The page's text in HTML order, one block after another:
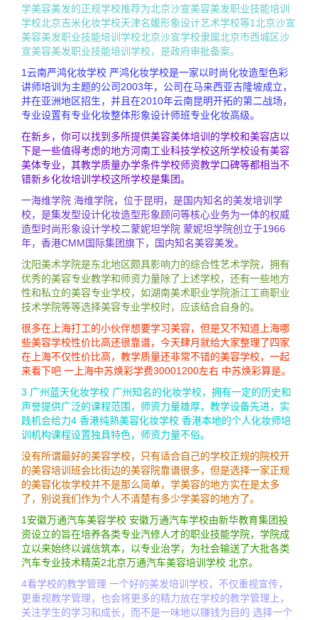
学美容美发的正规学校推荐为北京沙宣美容美发职业技能培训
学校北京吉米化妆学校天津名媛形象设计艺术学校等1北京沙宣
美容美发职业技能培训学校北京沙宣学校隶属北京市西城区沙
宣美容美发职业技能培训学校，是政府审批备案。
1云南严鸿化妆学校 严鸿化妆学校是一家以时尚化妆造型色彩
讲师培训为主题的公司2003年，公司在马来西亚吉隆坡成立，
并在亚洲地区招生，并且在2010年云南昆明开拓的第二战场，
专业设置有专业化妆整体形象设计师班专业化妆高级。
在新乡，你可以找到多所提供美容美体培训的学校和美容店以
下是一些值得考虑的地方河南工业科技学校这所学校设有美容
美体专业，其教学质量办学条件学校师资教学口碑等都相当不
错新乡化妆培训学校这所学校是集团。
一海维学院 海维学院，位于昆明，是国内知名的美发培训学
校，是集发型设计化妆造型形象顾问等核心业务为一体的权威
造型时尚形象设计学校二蒙妮坦学院 蒙妮坦学院创立于1966
年，香港CMM国际集团旗下，国内知名美容美发。
沈阳美术学院是东北地区颇具影响力的综合性艺术学院，拥有
优秀的美容专业教学和师资力量除了上述学校，还有一些地方
性和私立的美容专业学校，如湖南美术职业学院浙江工商职业
技术学院等等选择美容专业学校时，应该结合自身的。
很多在上海打工的小伙伴想要学习美容，但是又不知道上海哪
些美容学校性价比高还很靠谱，今天肆月就给大家整理了四家
在上海不仅性价比高，教学质量还非常不错的美容学校，一起
来看下吧 一上海中苏焕彩学费30001200左右 中苏焕彩算是。
3 广州蓝天化妆学校 广州知名的化妆学校，拥有一定的历史和
声誉提供广泛的课程范围，师资力量雄厚，教学设备先进，实
践机会给力4 香港纯熟美容化妆学校 香港本地的个人化妆师培
训机构课程设置独具特色，师资力量不俗。
没有所谓最好的美容学校，只有适合自己的学校正规的院校开
的美容培训班会比街边的美容院靠谱很多，但是选择一家正规
的美容化妆学校并不是那么简单，学美容的地方实在是太多
了，别说我们作为个人不清楚有多少学美容的地方了。
1安徽万通汽车美容学校 安徽万通汽车学校由新华教育集团投
资设立的旨在培养各类专业汽修人才的职业技能学院，学院成
立以来始终以诚信筑本，以专业治学，为社会输送了大批各类
汽车专业技术精英2北京万通汽车美容培训学校 北京。
4看学校的教学管理 一个好的美发培训学校，不仅重视宣传，
更重视教学管理，也会将更多的精力放在学校的教学管理上，
关注学生的学习和成长，而不是一味地以赚钱为目的 选择一个